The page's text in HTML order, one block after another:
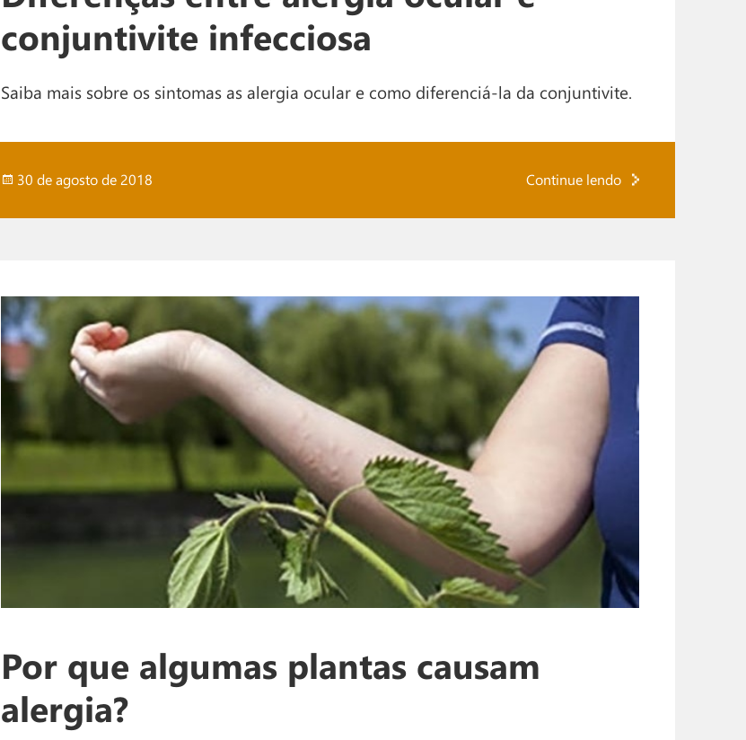
conjuntivite infecciosa
Saiba mais sobre os sintomas as alergia ocular e como diferenciá-la da conjuntivite.
Publicado
30 de agosto de 2018 Continue lendo
Por que algumas plantas causam
alergia?